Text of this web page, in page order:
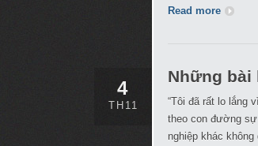
Read more
4
TH11
Những bài
“Tôi đã rất lo lắng
theo con đường sự
nghiệp khác không